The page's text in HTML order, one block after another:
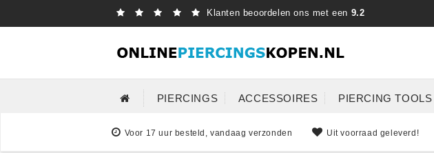
Klanten beoordelen ons met een 9.2
PIERCINGS ACCESSOIRES PIERCING TOOLS
Voor 17 uur besteld, vandaag verzonden Uit voorraad geleverd!